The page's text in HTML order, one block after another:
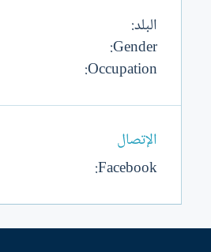
البلد
Gender
Occupation
الإتصال
Facebook